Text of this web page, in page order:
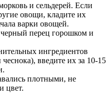
и сельдерей. Если
овощи, кладите их
варки овощей.
черный перец горошком и
ингредиентов
введите их за 10-15
плотными, не
цвет.